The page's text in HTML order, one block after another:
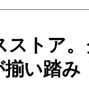
トア
い踏み